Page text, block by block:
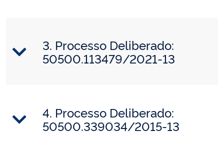
3. Processo Deliberado:
50500.113479/2021-13
4. Processo Deliberado:
50500.339034/2015-13